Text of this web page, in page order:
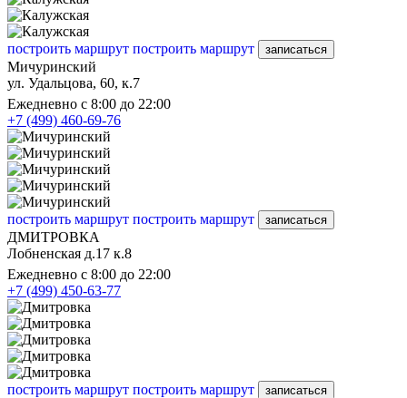
построить маршрут построить маршрут записаться
Мичуринский
ул. Удальцова, 60, к.7
Ежедневно с 8:00 до 22:00
+7 (499) 460-69-76
построить маршрут построить маршрут записаться
ДМИТРОВКА
Лобненская д.17 к.8
Ежедневно с 8:00 до 22:00
+7 (499) 450-63-77
построить маршрут построить маршрут записаться